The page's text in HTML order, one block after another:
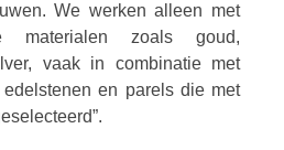
We werken alleen met
materialen zoals goud,
vaak in combinatie met
edelstenen en parels die met